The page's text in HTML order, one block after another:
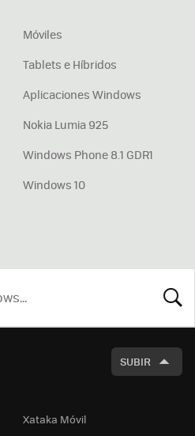
Móviles
Tablets e Híbridos
Aplicaciones Windows
Nokia Lumia 925
Windows Phone 8.1 GDR1
Windows 10
SUBIR
Xataka Móvil